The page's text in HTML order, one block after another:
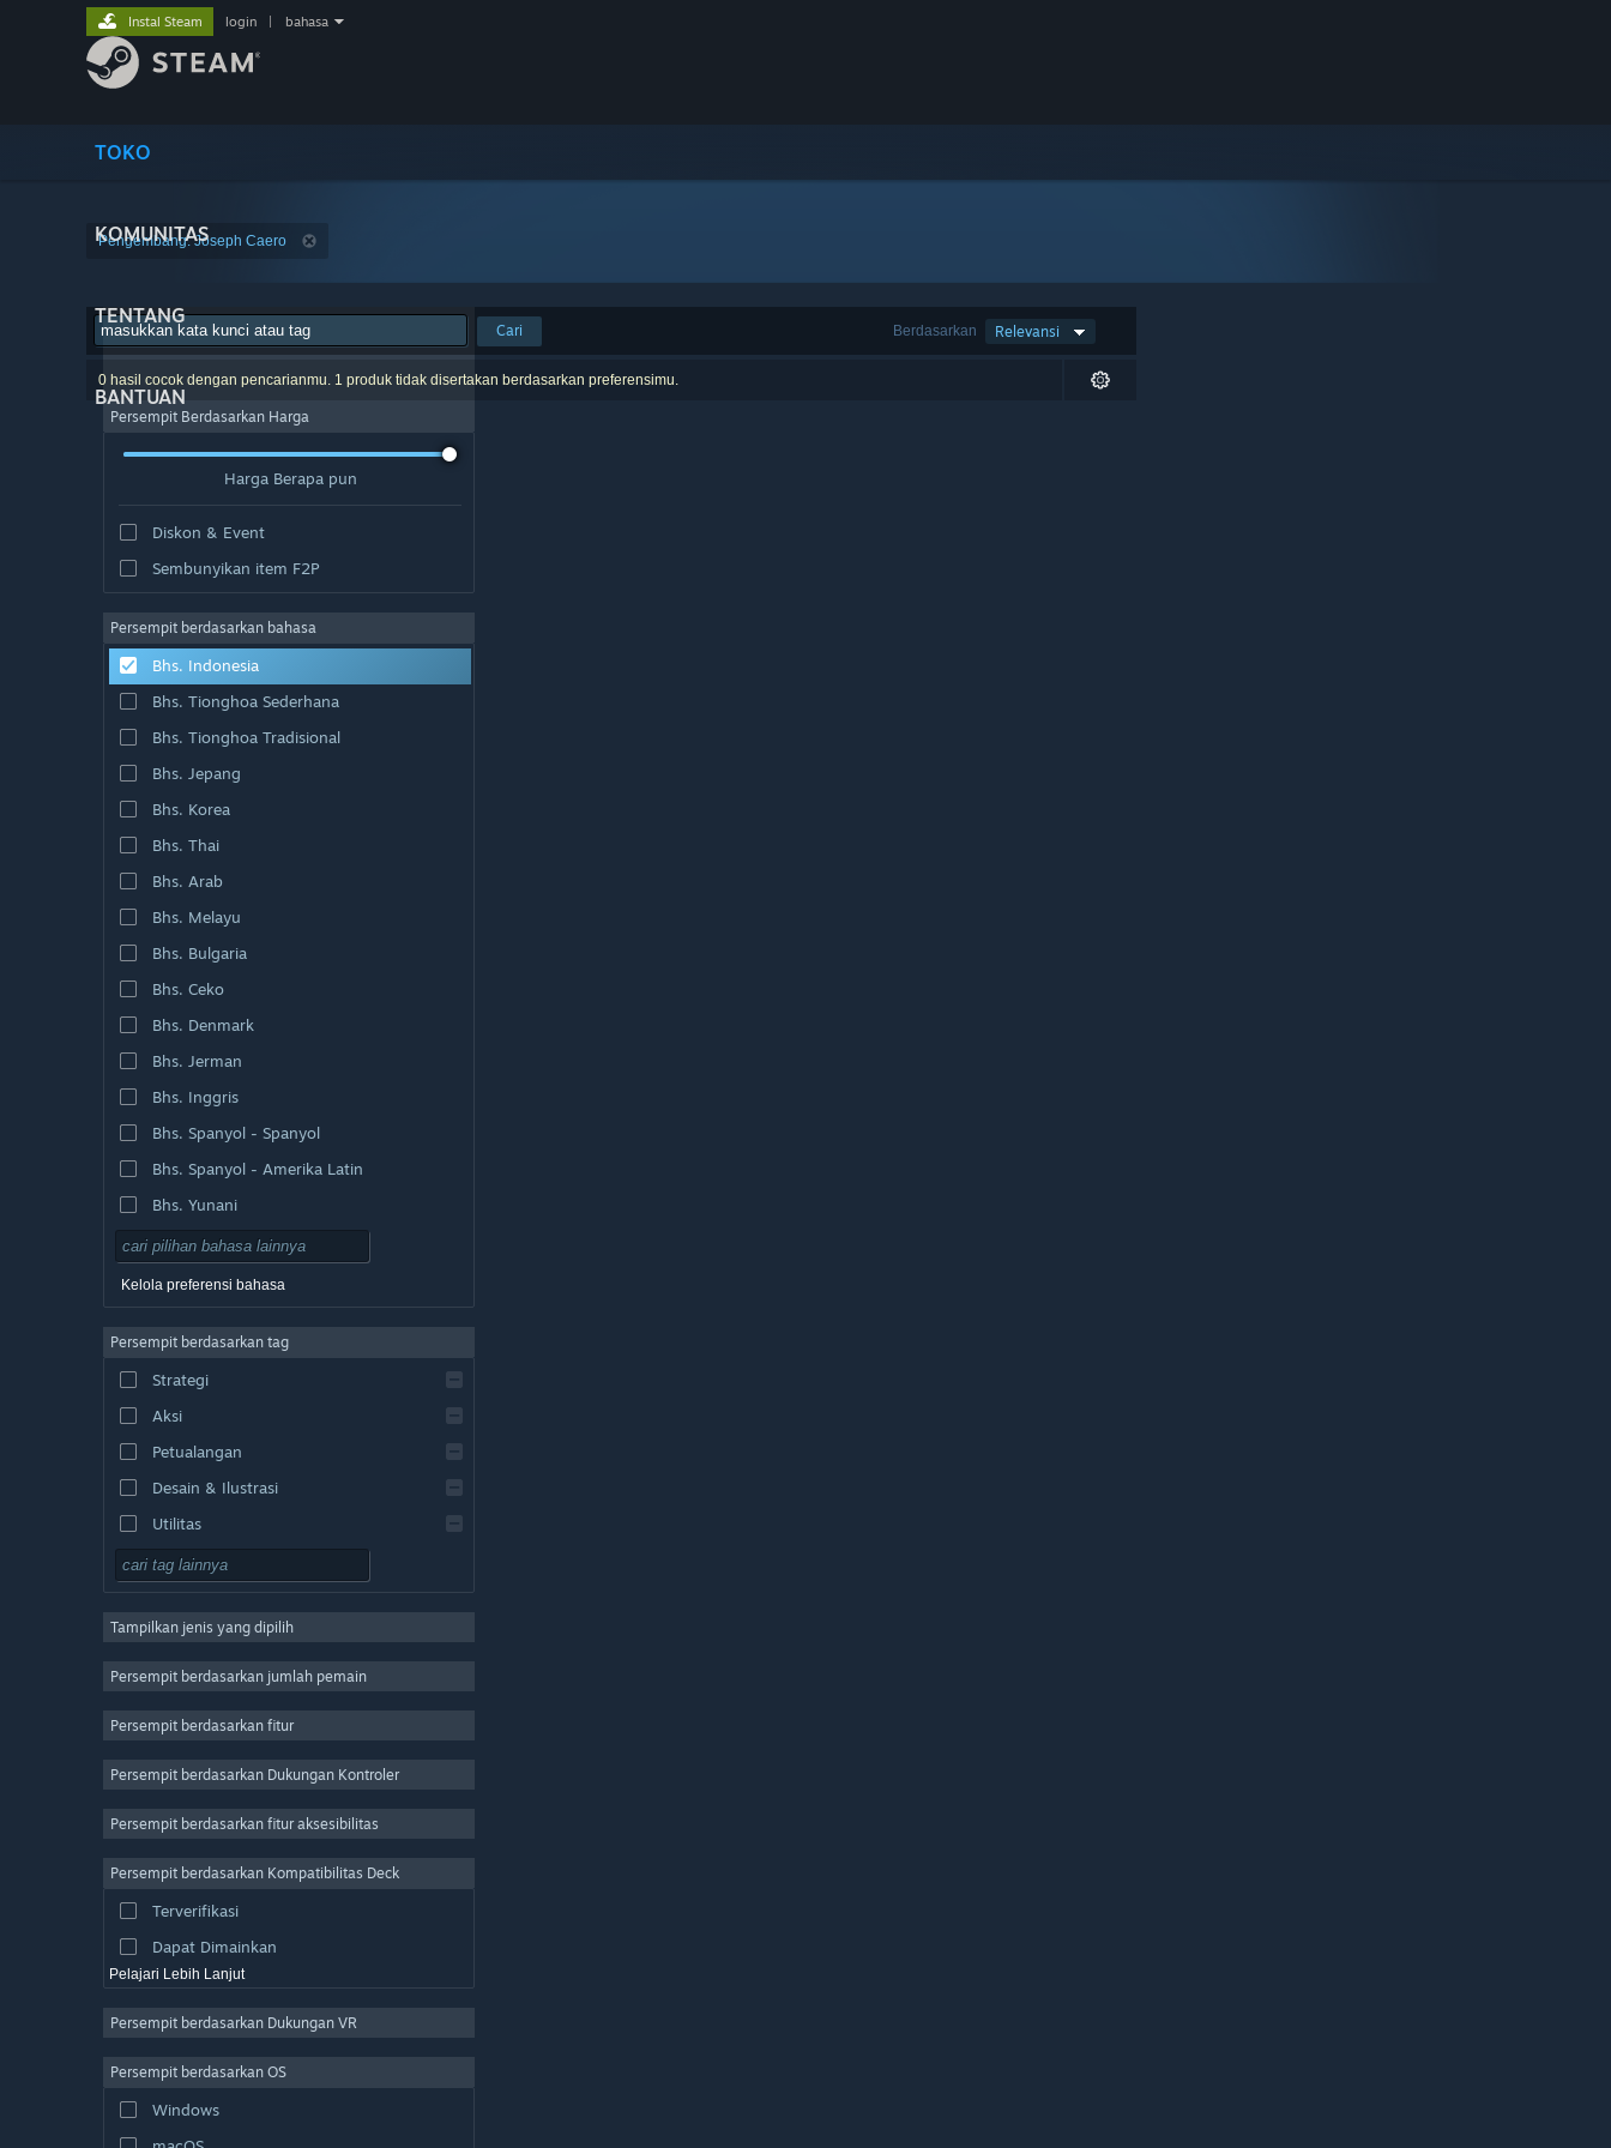
TOKO
KOMUNITAS
TENTANG
BANTUAN
Instal Steam login bahasa
Pengembang: Joseph Caero
Berdasarkan Relevansi
Cari
0 hasil cocok dengan pencarianmu. 1 produk tidak disertakan berdasarkan preferensimu.
Persempit Berdasarkan Harga
Harga Berapa pun
Diskon & Event
Sembunyikan item F2P
Persempit berdasarkan bahasa
Bhs. Indonesia
Bhs. Tionghoa Sederhana
Bhs. Tionghoa Tradisional
Bhs. Jepang
Bhs. Korea
Bhs. Thai
Bhs. Arab
Bhs. Melayu
Bhs. Bulgaria
Bhs. Ceko
Bhs. Denmark
Bhs. Jerman
Bhs. Inggris
Bhs. Spanyol - Spanyol
Bhs. Spanyol - Amerika Latin
Bhs. Yunani
Kelola preferensi bahasa
Persempit berdasarkan tag
Strategi
Aksi
Petualangan
Desain & Ilustrasi
Utilitas
F2P
MMO
Indie
Kasual
Simulasi
Produksi Video
Pengeditan Foto
Tampilkan jenis yang dipilih
Persempit berdasarkan jumlah pemain
Persempit berdasarkan fitur
Persempit berdasarkan Dukungan Kontroler
Persempit berdasarkan fitur aksesibilitas
Persempit berdasarkan Kompatibilitas Deck
Terverifikasi
Dapat Dimainkan
Pelajari Lebih Lanjut
Persempit berdasarkan Dukungan VR
Persempit berdasarkan OS
Windows